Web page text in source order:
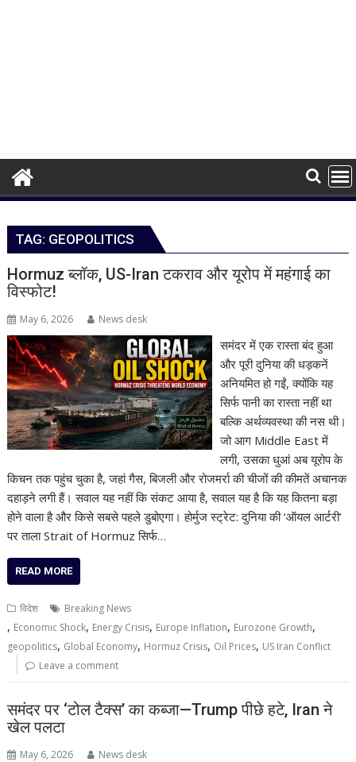
TAG: GEOPOLITICS
Hormuz ब्लॉक, US-Iran टकराव और यूरोप में महंगाई का
विस्फोट!
May 6, 2026 News desk
समंदर में एक रास्ता बंद हुआ
और पूरी दुनिया की धड़कनें
अनियमित हो गईं, क्योंकि यह
सिर्फ पानी का रास्ता नहीं था
बल्कि अर्थव्यवस्था की नस थी।
जो आग Middle East में
लगी, उसका धुआं अब यूरोप के
किचन तक पहुंच चुका है, जहां गैस, बिजली और रोजमर्रा की चीजों की कीमतें अचानक
दहाड़ने लगी हैं। सवाल यह नहीं कि संकट आया है, सवाल यह है कि यह कितना बड़ा
होने वाला है और किसे सबसे पहले डुबोएगा। होर्मुज स्ट्रेट: दुनिया की ‘ऑयल आर्टरी’
पर ताला Strait of Hormuz सिर्फ…
READ MORE
विदेश Breaking News
, Economic Shock, Energy Crisis, Europe Inflation, Eurozone Growth,
geopolitics, Global Economy, Hormuz Crisis, Oil Prices, US Iran Conflict
Leave a comment
समंदर पर ‘टोल टैक्स’ का कब्जा—Trump पीछे हटे, Iran ने
खेल पलटा
May 6, 2026 News desk